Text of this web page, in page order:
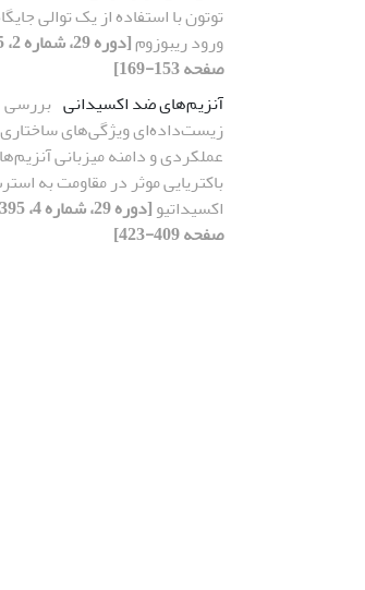
توتون با استفاده از یک توالی
ورود ریبوزوم
صفحه 153-169]
آنزیم‌های ضد اکسیدانی بررسی
زیست‌داده‌ای ویژگی‌های
عملکردی و دامنه میزبانی
باکتریایی موثر در مقاومت به
اکسیداتیو
صفحه 409-423]